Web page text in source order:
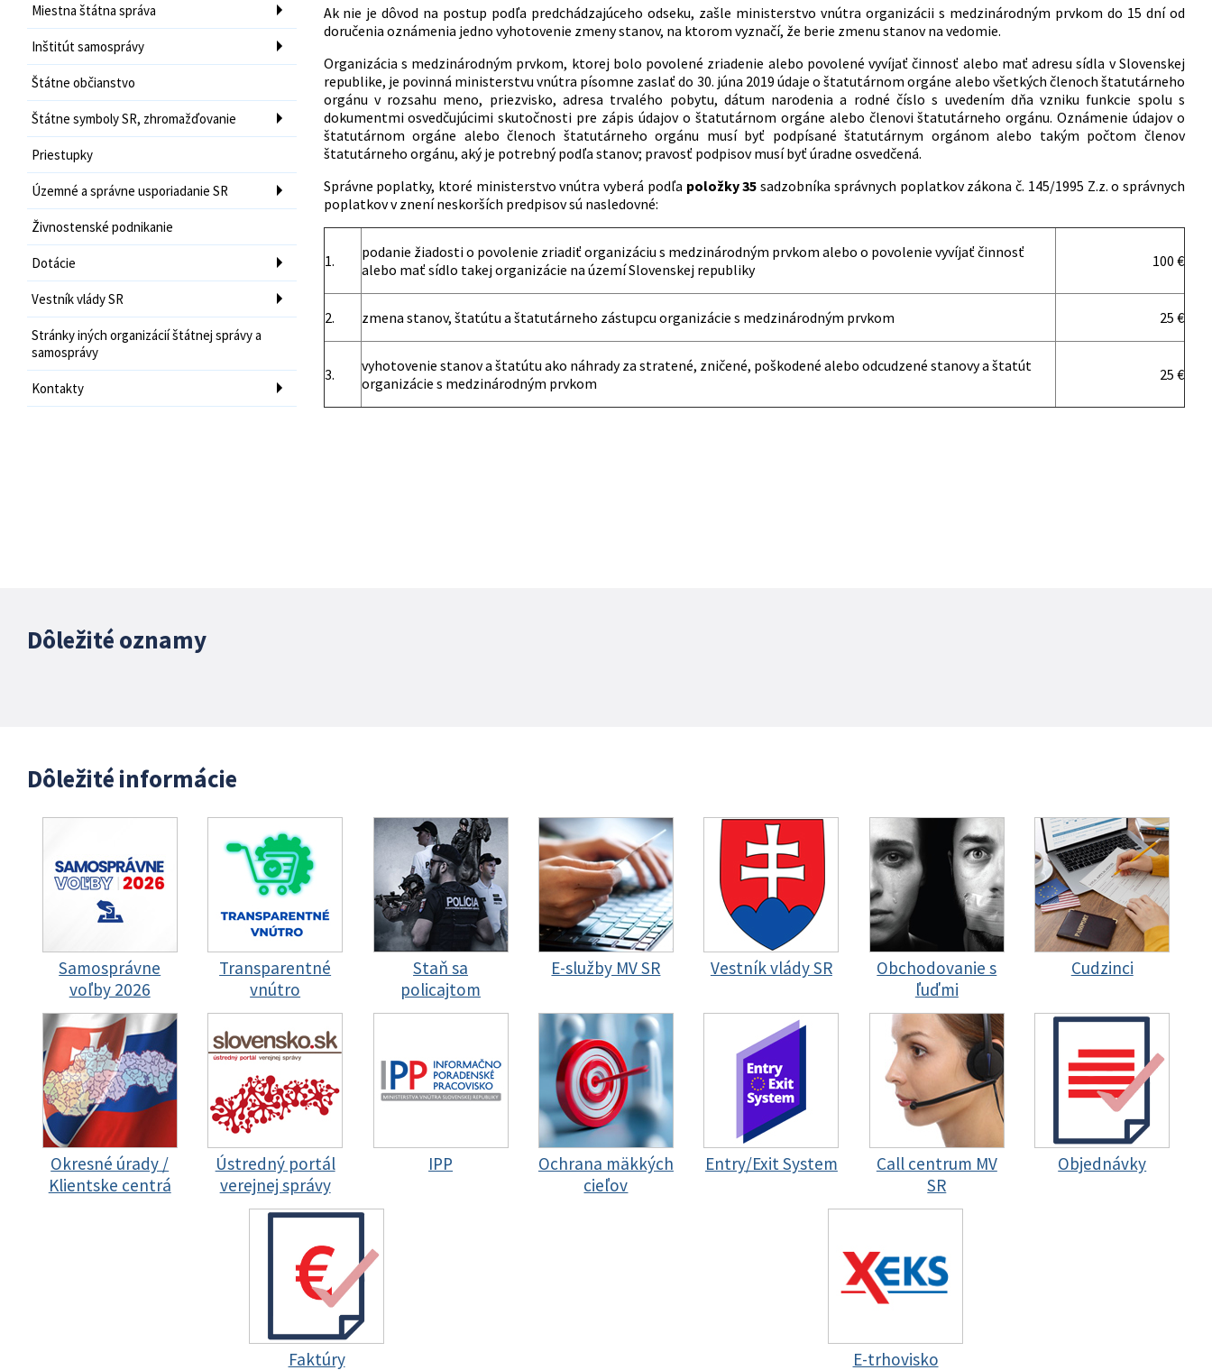
Miestna štátna správa
Inštitút samosprávy
Štátne občianstvo
Štátne symboly SR, zhromažďovanie
Priestupky
Územné a správne usporiadanie SR
Živnostenské podnikanie
Dotácie
Vestník vlády SR
Stránky iných organizácií štátnej správy a
samosprávy
Kontakty
Ak nie je dôvod na postup podľa predchádzajúceho odseku, zašle ministerstvo vnútra organizácii s medzinárodným prvkom do 15 dní od
doručenia oznámenia jedno vyhotovenie zmeny stanov, na ktorom vyznačí, že berie zmenu stanov na vedomie.
Organizácia s medzinárodným prvkom, ktorej bolo povolené zriadenie alebo povolené vyvíjať činnosť alebo mať adresu sídla v Slovenskej
republike, je povinná ministerstvu vnútra písomne zaslať do 30. júna 2019 údaje o štatutárnom orgáne alebo všetkých členoch štatutárneho
orgánu v rozsahu meno, priezvisko, adresa trvalého pobytu, dátum narodenia a rodné číslo s uvedením dňa vzniku funkcie spolu s
dokumentmi osvedčujúcimi skutočnosti pre zápis údajov o štatutárnom orgáne alebo členovi štatutárneho orgánu. Oznámenie údajov o
štatutárnom orgáne alebo členoch štatutárneho orgánu musí byť podpísané štatutárnym orgánom alebo takým počtom členov
štatutárneho orgánu, aký je potrebný podľa stanov; pravosť podpisov musí byť úradne osvedčená.
Správne poplatky, ktoré ministerstvo vnútra vyberá podľa položky 35 sadzobníka správnych poplatkov zákona č. 145/1995 Z.z. o správnych
poplatkov v znení neskorších predpisov sú nasledovné:
1.
podanie žiadosti o povolenie zriadiť organizáciu s medzinárodným prvkom alebo o povolenie vyvíjať činnosť
alebo mať sídlo takej organizácie na území Slovenskej republiky
100 €
2. zmena stanov, štatútu a štatutárneho zástupcu organizácie s medzinárodným prvkom 25 €
3.
vyhotovenie stanov a štatútu ako náhrady za stratené, zničené, poškodené alebo odcudzené stanovy a štatút
organizácie s medzinárodným prvkom
25 €
Dôležité oznamy
Dôležité informácie
Samosprávne
voľby 2026
Transparentné
vnútro
Staň sa
policajtom
E-služby MV SR Vestník vlády SR
Obchodovanie s
ľuďmi
Cudzinci
Okresné úrady /
Klientske centrá
Ústredný portál
verejnej správy
IPP
Ochrana mäkkých
cieľov
Entry/Exit System
Call centrum MV
SR
Objednávky
Faktúry E-trhovisko